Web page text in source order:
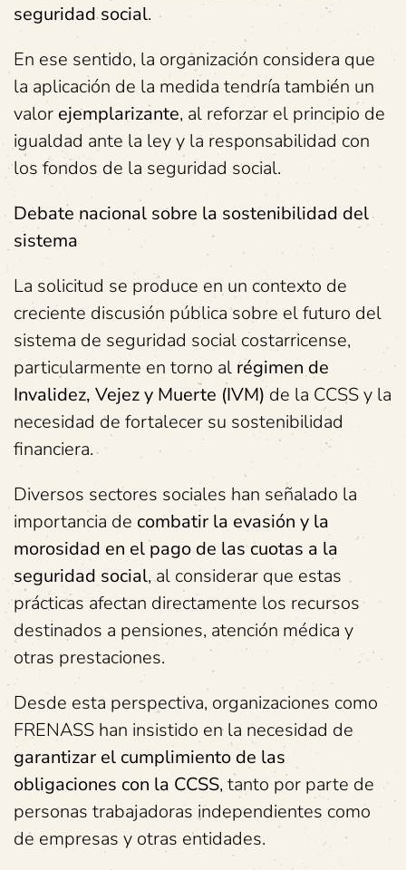
seguridad social.
En ese sentido, la organización considera que
la aplicación de la medida tendría también un
valor ejemplarizante, al reforzar el principio de
igualdad ante la ley y la responsabilidad con
los fondos de la seguridad social.
Debate nacional sobre la sostenibilidad del
sistema
La solicitud se produce en un contexto de
creciente discusión pública sobre el futuro del
sistema de seguridad social costarricense,
particularmente en torno al régimen de
Invalidez, Vejez y Muerte (IVM)de la CCSS y la
necesidad de fortalecer su sostenibilidad
financiera.
Diversos sectores sociales han señalado la
importancia de combatir la evasión y la
morosidad en el pago de las cuotas a la
seguridad social, al considerar que estas
prácticas afectan directamente los recursos
destinados a pensiones, atención médica y
otras prestaciones.
Desde esta perspectiva, organizaciones como
FRENASS han insistido en la necesidad de
garantizar el cumplimiento de las
obligaciones con la CCSS, tanto por parte de
personas trabajadoras independientes como
de empresas y otras entidades.